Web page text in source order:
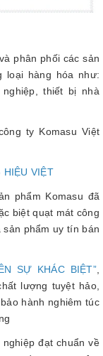
phân phối các sản
loại hàng hóa như:
thiết bị nhà
ty Komasu Việt
HIỆU VIỆT
phẩm Komasu đã
biệt quạt mát công
phẩm uy tín bán
SỰ KHÁC BIỆT”,
lượng tuyệt hảo,
hành nghiêm túc
đạt chuẩn về